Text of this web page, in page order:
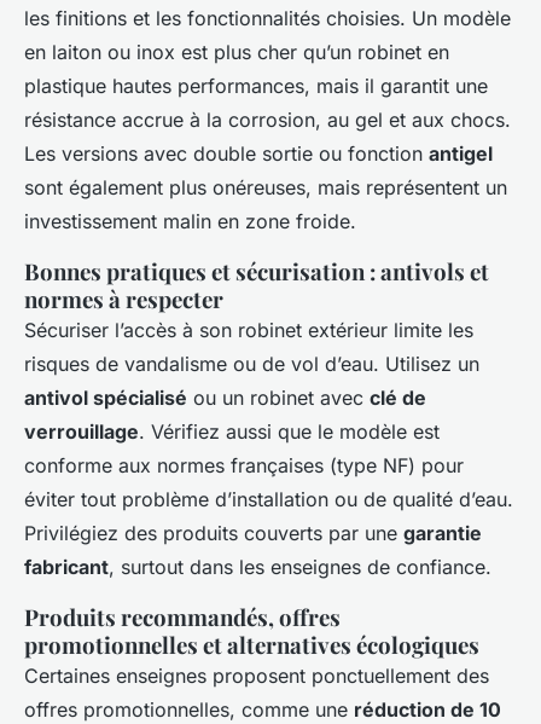
les finitions et les fonctionnalités choisies. Un modèle
en laiton ou inox est plus cher qu’un robinet en
plastique hautes performances, mais il garantit une
résistance accrue à la corrosion, au gel et aux chocs.
Les versions avec double sortie ou fonction antigel
sont également plus onéreuses, mais représentent un
investissement malin en zone froide.
Bonnes pratiques et sécurisation : antivols et
normes à respecter
Sécuriser l’accès à son robinet extérieur limite les
risques de vandalisme ou de vol d’eau. Utilisez un
antivol spécialisé ou un robinet avec clé de
verrouillage. Vérifiez aussi que le modèle est
conforme aux normes françaises (type NF) pour
éviter tout problème d’installation ou de qualité d’eau.
Privilégiez des produits couverts par une garantie
fabricant, surtout dans les enseignes de confiance.
Produits recommandés, offres
promotionnelles et alternatives écologiques
Certaines enseignes proposent ponctuellement des
offres promotionnelles, comme une réduction de 10